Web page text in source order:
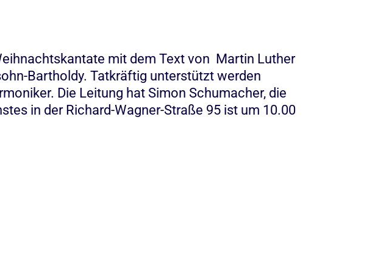
mit dem Text von Martin Luther
Bartholdy. Tatkräftig unterstützt werden
Die Leitung hat Simon Schumacher, die
in der Richard-Wagner-Straße 95 ist um 10.00